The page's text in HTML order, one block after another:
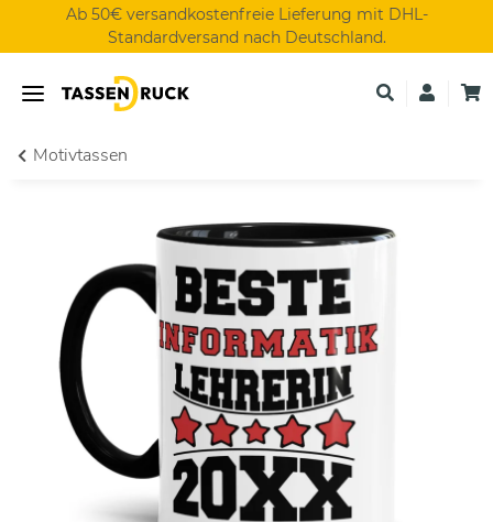
Ab 50€ versandkostenfreie Lieferung mit DHL-
Standardversand nach Deutschland.
Motivtassen